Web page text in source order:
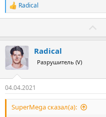
Р
е
и
и
:
Radical
Radical
Разрушитель (V)
04.04.2021
SuperMega сказал(а):